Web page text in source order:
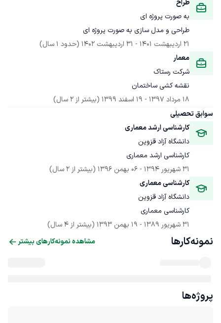
طراح
به صورت پروژه ای
طراحی و مدل سازی به صورت پروژه ای
21 اردیبهشت 1401
- 31 اردیبهشت 1402
(حدود 1 سال)
معمار
شرکت رستاک
نقشه کشی ساختمان
18 مرداد 1397
- 19 اسفند 1399
(بیشتر از 2 سال)
سوابق تحصیلی
کارشناسی ارشد معماری
دانشگاه آزاد قزوین
کارشناسی ارشد معماری
31 شهریور 1394
- 06 بهمن 1396
(بیشتر از 2 سال)
کارشناسی معماری
دانشگاه آزاد قزوین
کارشناسی معماری
31 شهریور 1389
- 19 بهمن 1393 (بیشتر از 4 سال)
نمونه‌کارها مشاهده نمونه‌کارهای بیشتر
پروژه‌ها